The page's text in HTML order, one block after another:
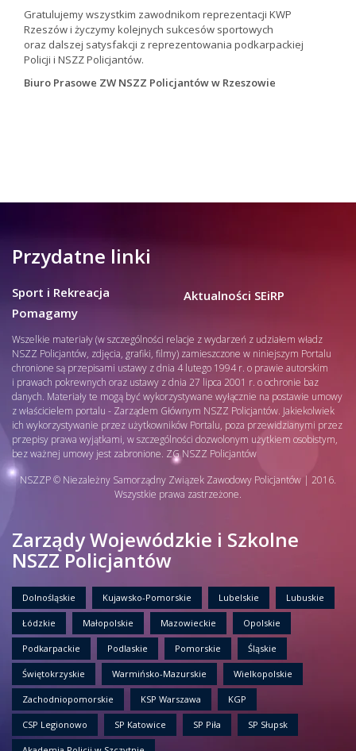
Gratulujemy wszystkim zawodnikom reprezentacji KWP
Rzeszów i życzymy kolejnych sukcesów sportowych
oraz dalszej satysfakcji z reprezentowania podkarpackiej
Policji i NSZZ Policjantów.
Biuro Prasowe ZW NSZZ Policjantów w Rzeszowie
Przydatne linki
Sport i Rekreacja
Pomagamy
Aktualności SEiRP
Wszelkie materiały (w szczególności relacje z wydarzeń z udziałem władz
NSZZ Policjantów, zdjęcia, grafiki, filmy) zamieszczone w niniejszym Portalu
chronione są przepisami ustawy z dnia 4 lutego 1994 r. o prawie autorskim
i prawach pokrewnych oraz ustawy z dnia 27 lipca 2001 r. o ochronie baz
danych. Materiały te mogą być wykorzystywane wyłącznie na postawie umowy
z właścicielem portalu - Zarządem Głównym NSZZ Policjantów. Jakiekolwiek
ich wykorzystywanie przez użytkowników Portalu, poza przewidzianymi przez
przepisy prawa wyjątkami, w szczególności dozwolonym użytkiem osobistym,
bez ważnej umowy jest zabronione. ZG NSZZ Policjantów
NSZZP © Niezależny Samorządny Związek Zawodowy Policjantów | 2016.
Wszystkie prawa zastrzeżone.
Zarządy Wojewódzkie i Szkolne
NSZZ Policjantów
Dolnośląskie Kujawsko-Pomorskie Lubelskie Lubuskie
Łódzkie Małopolskie Mazowieckie Opolskie
Podkarpackie Podlaskie Pomorskie Śląskie
Świętokrzyskie Warmińsko-Mazurskie Wielkopolskie
Zachodniopomorskie KSP Warszawa KGP
CSP Legionowo SP Katowice SP Piła SP Słupsk